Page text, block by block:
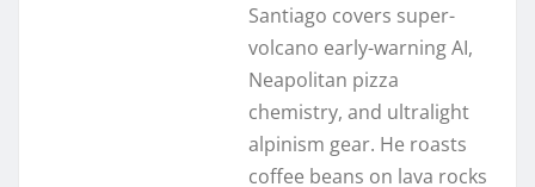
Santiago covers super-
volcano early-warning AI,
Neapolitan pizza
chemistry, and ultralight
alpinism gear. He roasts
coffee beans on lava rocks